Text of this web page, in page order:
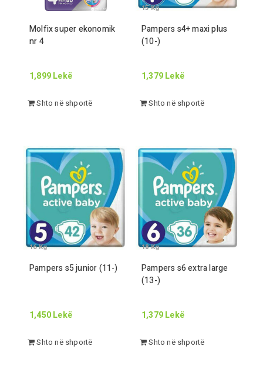
Molfix super ekonomik
nr4
1,899Lekë
Shto në shportë
Pampers s4+ maxi plus
(10-
15Kg
)
1,379Lekë
Shto në shportë
Pampers s5junior (11-
16Kg
)
1,450Lekë
Shto në shportë
Pampers s6extra large
(13-
18Kg
)
1,379Lekë
Shto në shportë